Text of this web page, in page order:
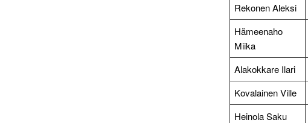
Rekonen Aleksi
Hämeenaho
Miika
Alakokkare Ilari
Kovalainen Ville
Heinola Saku